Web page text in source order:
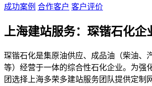
成功案例 合作客户 客户评价
上海建站服务：琛锴石化企
琛锴石化是集原油供应、成品油（柴油、
等）经营于一体的综合性石化企业。为强
团选择上海多荣多建站服务团队提供定制